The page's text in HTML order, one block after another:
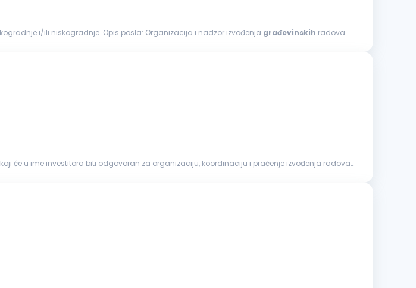
za rad na projektima visokogradnje i/ili niskogradnje. Opis posla: Organizacija i nadzor izvođenja građevinskih radova.
koji će u ime investitora biti odgovoran za organizaciju, koordinaciju i praćenje izvođenja radova,